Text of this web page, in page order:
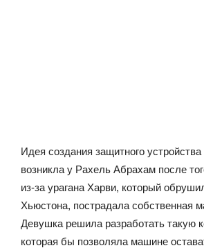
Идея создания защитного
возникла у Рахель Абрахам после
из-за урагана Харви, который
Хьюстона, пострадала собственная
Девушка решила разработать такую
которая бы позволяла машине